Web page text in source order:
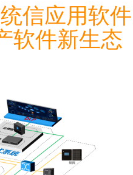
信应用软
软件新生态